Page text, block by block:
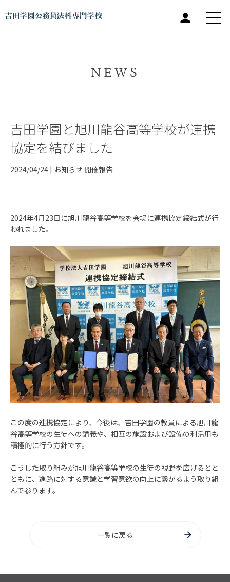
NEWS
吉田学園と旭川龍谷高等学校が連携
協定を結びました
2024/04/24 | お知らせ 開催報告
2024年4月23日に旭川龍谷高等学校を会場に連携協定締結式が行
われました。
この度の連携協定により、今後は、吉田学園の教員による旭川龍
谷高等学校の生徒への講義や、相互の施設および設備の利活用も
積極的に行う方針です。
こうした取り組みが旭川龍谷高等学校の生徒の視野を広げるとと
ともに、進路に対する意識と学習意欲の向上に繋がるよう取り組
んで参ります。
一覧に戻る